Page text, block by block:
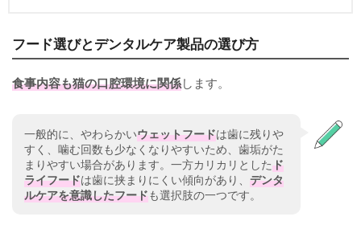
フード選びとデンタルケア製品の選び方
食事内容も猫の口腔環境に関係します。
一般的に、やわらかいウェットフードは歯に残りや
すく、噛む回数も少なくなりやすいため、歯垢がた
まりやすい場合があります。一方カリカリとしたド
ライフードは歯に挟まりにくい傾向があり、 デンタ
ルケアを意識したフードも選択肢の一つです。